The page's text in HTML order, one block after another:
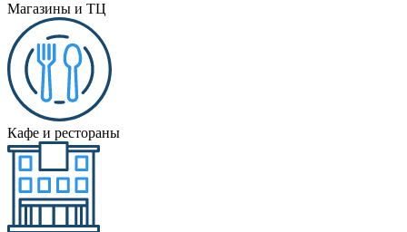
Магазины и ТЦ
Кафе и рестораны